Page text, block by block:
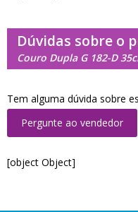
Dúvidas sobre o
Couro Dupla G 182-D
Tem alguma dúvida sobre
Pergunte ao vendedor
[object Object]